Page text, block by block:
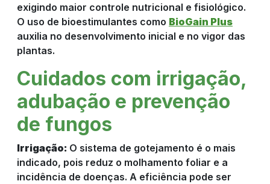
exigindo maior controle nutricional e fisiológico.
O uso de bioestimulantes como BioGain Plus
auxilia no desenvolvimento inicial e no vigor das
plantas.
Cuidados com irrigação,
adubação e prevenção
de fungos
Irrigação: O sistema de gotejamento é o mais
indicado, pois reduz o molhamento foliar e a
incidência de doenças. A eficiência pode ser